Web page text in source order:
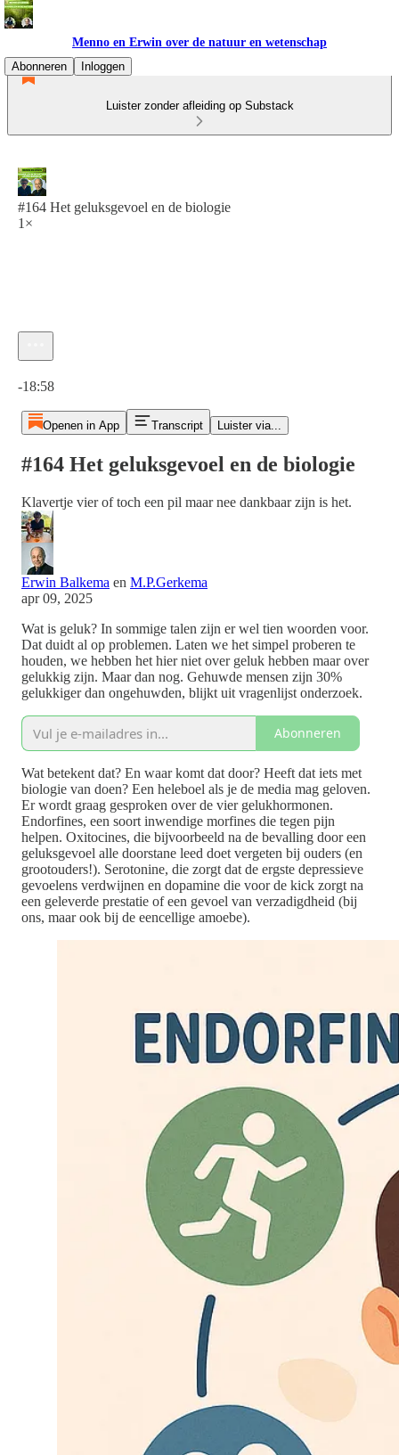
Menno en Erwin over de natuur en wetenschap
Abonneren
Inloggen
Luister zonder afleiding op Substack
#164 Het geluksgevoel en de biologie
1×
-18:58
Openen in App Transcript Luister via...
#164 Het geluksgevoel en de biologie
Klavertje vier of toch een pil maar nee dankbaar zijn is het.
Erwin Balkema en M.P.Gerkema
apr 09, 2025
Wat is geluk? In sommige talen zijn er wel tien woorden voor.
Dat duidt al op problemen. Laten we het simpel proberen te
houden, we hebben het hier niet over geluk hebben maar over
gelukkig zijn. Maar dan nog. Gehuwde mensen zijn 30%
gelukkiger dan ongehuwden, blijkt uit vragenlijst onderzoek.
Abonneren
Wat betekent dat? En waar komt dat door? Heeft dat iets met
biologie van doen? Een heleboel als je de media mag geloven.
Er wordt graag gesproken over de vier gelukhormonen.
Endorfines, een soort inwendige morfines die tegen pijn
helpen. Oxitocines, die bijvoorbeeld na de bevalling door een
geluksgevoel alle doorstane leed doet vergeten bij ouders (en
grootouders!). Serotonine, die zorgt dat de ergste depressieve
gevoelens verdwijnen en dopamine die voor de kick zorgt na
een geleverde prestatie of een gevoel van verzadigdheid (bij
ons, maar ook bij de eencellige amoebe).